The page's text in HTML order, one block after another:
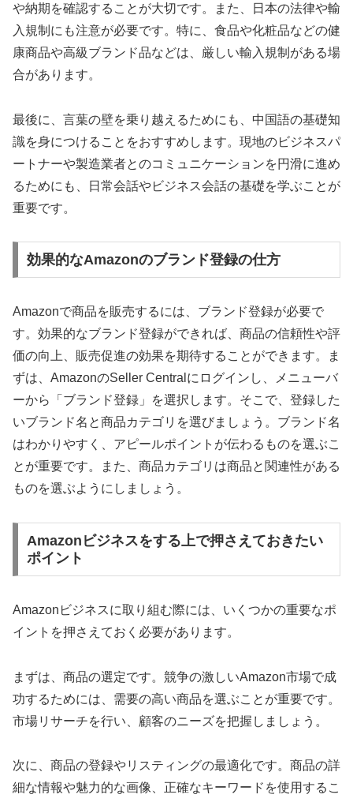
や納期を確認することが大切です。また、日本の法律や輸
入規制にも注意が必要です。特に、食品や化粧品などの健
康商品や高級ブランド品などは、厳しい輸入規制がある場
合があります。
最後に、言葉の壁を乗り越えるためにも、中国語の基礎知
識を身につけることをおすすめします。現地のビジネスパ
ートナーや製造業者とのコミュニケーションを円滑に進め
るためにも、日常会話やビジネス会話の基礎を学ぶことが
重要です。
効果的なAmazonのブランド登録の仕方
Amazonで商品を販売するには、ブランド登録が必要で
す。効果的なブランド登録ができれば、商品の信頼性や評
価の向上、販売促進の効果を期待することができます。ま
ずは、AmazonのSeller Centralにログインし、メニューバ
ーから「ブランド登録」を選択します。そこで、登録した
いブランド名と商品カテゴリを選びましょう。ブランド名
はわかりやすく、アピールポイントが伝わるものを選ぶこ
とが重要です。また、商品カテゴリは商品と関連性がある
ものを選ぶようにしましょう。
Amazonビジネスをする上で押さえておきたい
ポイント
Amazonビジネスに取り組む際には、いくつかの重要なポ
イントを押さえておく必要があります。
まずは、商品の選定です。競争の激しいAmazon市場で成
功するためには、需要の高い商品を選ぶことが重要です。
市場リサーチを行い、顧客のニーズを把握しましょう。
次に、商品の登録やリスティングの最適化です。商品の詳
細な情報や魅力的な画像、正確なキーワードを使用するこ